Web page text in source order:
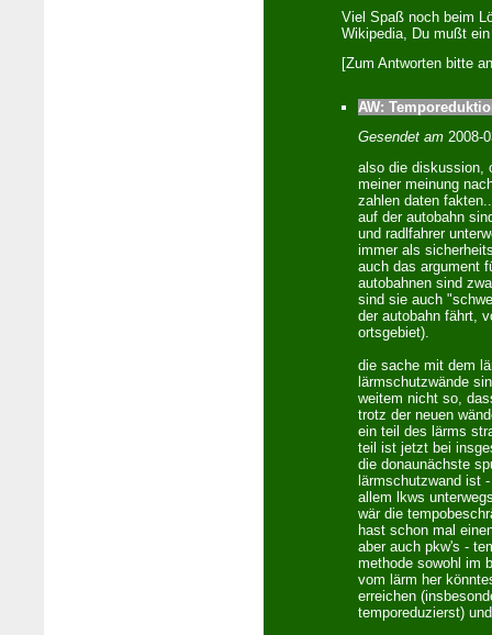
Viel Spaß noch beim
Wikipedia, Du mußt
[Zum Antworten bitte
AW:
Gesendet am 2008-
also die diskussion,
meiner meinung
zahlen daten
auf der autobahn
und radlfahrer
immer als
auch das argument
autobahnen sind
sind sie auch
der autobahn fährt,
ortsgebiet).
die sache mit dem
lärmschutzwände
weitem nicht so,
trotz der neuen
ein teil des lärms
teil ist jetzt bei
die donaunächste
lärmschutzwand ist
allem lkws
wär die
hast schon mal
aber auch pkw's -
methode sowohl im
vom lärm her
erreichen
temporeduzierst)